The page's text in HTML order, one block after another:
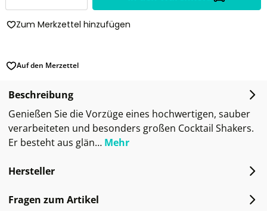
Zum Merkzettel hinzufügen
Auf den Merzettel
Beschreibung
Genießen Sie die Vorzüge eines hochwertigen, sauber
verarbeiteten und besonders großen Cocktail Shakers.
Er besteht aus glän… Mehr
Hersteller
Fragen zum Artikel